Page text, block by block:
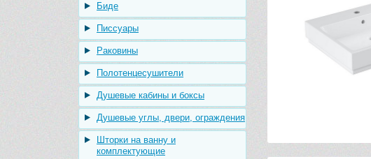
Биде
Писсуары
Раковины
Полотенцесушители
Душевые кабины и боксы
Душевые углы, двери, ограждения
Шторки на ванну и
комплектующие